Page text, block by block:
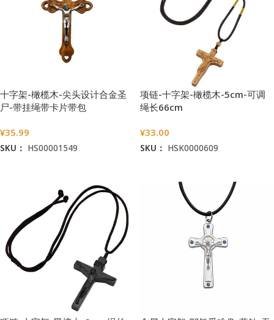
十字架-橄榄木-尖头设计合金圣
尸-带挂绳带卡片带包
¥35.99
SKU： HS00001549
项链-十字架-橄榄木-5cm-可调
绳长66cm
¥33.00
SKU： HSK0000609